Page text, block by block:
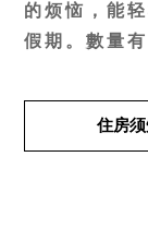
的烦恼，能
假期。數量
住房